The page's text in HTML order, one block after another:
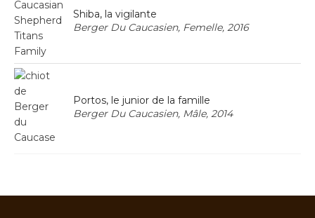
Shiba, la vigilante
Berger Du Caucasien, Femelle, 2016
Portos, le junior de la famille
Berger Du Caucasien, Mâle, 2014